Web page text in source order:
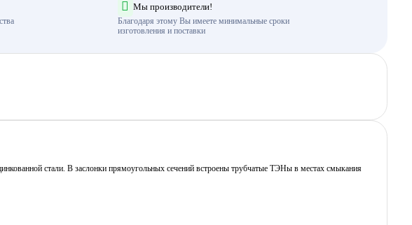
Мы производители!
Благодаря этому Вы имеете минимальные сроки
изготовления и поставки
стали. В заслонки прямоугольных сечений встроены трубчатые ТЭНы в местах смыкания